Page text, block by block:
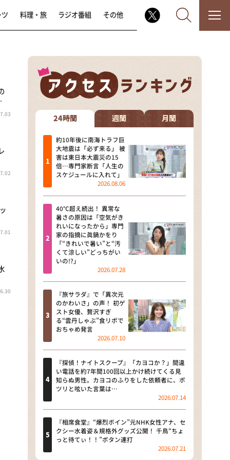
なるみ・岡村の過ぎるTV
相席食堂
これ余談なんですけど・・・
～人生密着トークバラエティ！
～ やすとものいたって真剣です
探偵！ナイトスクープ
news おかえり
河合＆A.B.C-Z塚田×福井アナ
「なんでやねん！？」（news お
かえり）
DAIGOも台所 ～きょうの献立 何
にする？～
本日はダイアンなり！シーズン２
朝だ！生です旅サラダ
教えて！ニュースライブ 正義の
ミカタ
ＬＩＦＥ～夢のカタチ～
新婚さんいらっしゃい！
ポツンと一軒家
ザキ山小屋本館
料理・旅 ラジオ番組 その他
24時間 週間 月間
約10年後に南海トラフ巨
大地震は「必ず来る」 被
害は東日本大震災の15
倍…専門家断言「人生の
スケジュールに入れて」
2026.08.06
40℃超え続出！ 異常な
暑さの原因は「空気がき
れいになったから」専門
家の指摘に眞鍋かをり
「“きれいで暑い”と“汚
くて涼しい”どっちがい
いの!?」
2026.07.28
『旅サラダ』で「異次元
のかわいさ」の声！ 初ゲ
スト女優、贅沢すぎ
る“雲丹しゃぶ”食リポで
おちゃめ発言
2026.07.10
『探偵！ナイトスクープ』「カヨコか？」間違
い電話を約7年間100回以上かけ続けてくる見
知らぬ男性。カヨコのふりをした依頼者に、ポ
ツリと呟いた言葉は…
2026.07.14
『相席食堂』“爆烈ボイン”元NHK女性アナ、セ
クシー水着姿＆規格外グッズ公開！ 千鳥“ちょ
っと待てぃ！！”ボタン連打
2026.07.21